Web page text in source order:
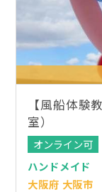
【風船体験
室）
オンライン可
ハンドメイド
大阪府 大阪市